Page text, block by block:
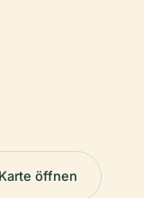
Karte öffnen